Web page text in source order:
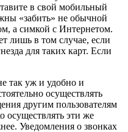
в свой мобильный
«забить» не обычной
а симкой с Интернетом.
лишь в том случае, если
для таких карт. Если
так уж и удобно и
осуществлять
другим пользователям
осуществлять эти же
Уведомления о звонках